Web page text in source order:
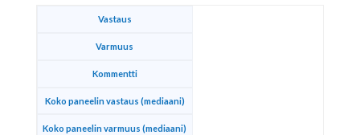
Vastaus
Varmuus
Kommentti
Koko paneelin vastaus (mediaani)
Koko paneelin varmuus (mediaani)